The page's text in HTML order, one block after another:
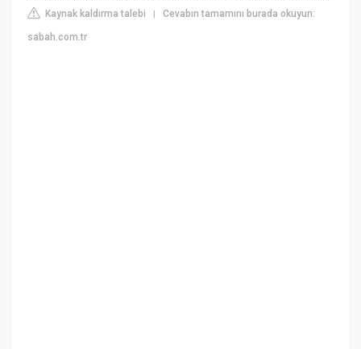
Kaynak kaldırma talebi |Cevabın tamamını burada okuyun:
sabah.com.tr